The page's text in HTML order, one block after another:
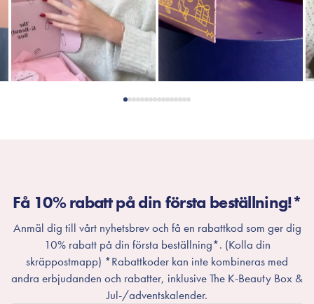
Få 10% rabatt på din första beställning!*
Anmäl dig till vårt nyhetsbrev och få en rabattkod som ger dig
10% rabatt på din första beställning*. (Kolla din
skräppostmapp) *Rabattkoder kan inte kombineras med
andra erbjudanden och rabatter, inklusive The K-Beauty Box &
Jul-/adventskalender.